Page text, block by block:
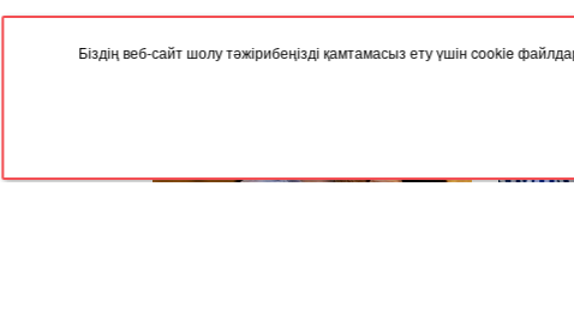
Біздің веб-сайт шолу тәжірибеңізді қамтамасыз ету үшін cookie